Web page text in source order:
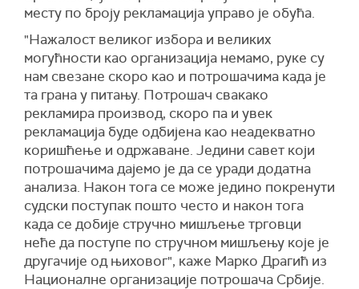
месту по броју рекламација управо је обућа.
"Нажалост великог избора и великих
могућности као организација немамо, руке су
нам свезане скоро као и потрошачима када је
та грана у питању. Потрошач свакако
рекламира производ, скоро па и увек
рекламација буде одбијена као неадекватно
коришћење и одржаване. Једини савет који
потрошачима дајемо је да се уради додатна
анализа. Након тога се може једино покренути
судски поступак пошто често и након тога
када се добије стручно мишљење трговци
неће да поступе по стручном мишљењу које је
другачије од њиховог", каже Марко Драгић из
Националне организације потрошача Србије.